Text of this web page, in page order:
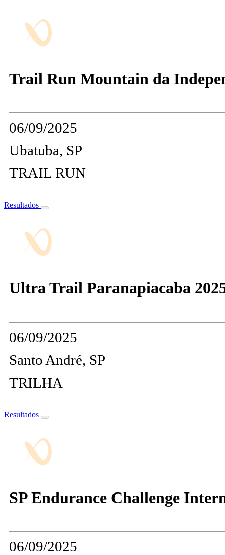
Trail Run Mountain da
06/09/2025
Ubatuba, SP
TRAIL RUN
Resultados
Ultra Trail Paranapiacaba
06/09/2025
Santo André, SP
TRILHA
Resultados
SP Endurance Challenge
06/09/2025